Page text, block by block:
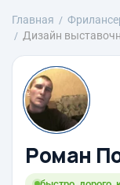
Главная
Дизайн
Роман